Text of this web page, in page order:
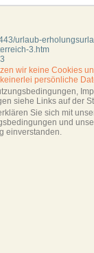
urlaub-
3.htm
wir keine Cookies
persönliche
siehe Links auf der
Sie sich mit
und
einverstanden.